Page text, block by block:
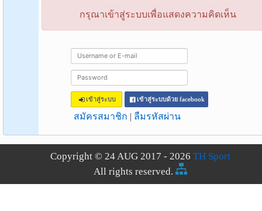
กรุณาเข้าสู่ระบบเพื่อแสดงความคิดเห็น
เข้าสู่ระบบ เข้าสู่ระบบด้วย facebook
สมัครสมาชิก | ลืมรหัสผ่าน
Copyright © 24 AUG 2017 - 2026 TH Sport
All rights reserved.